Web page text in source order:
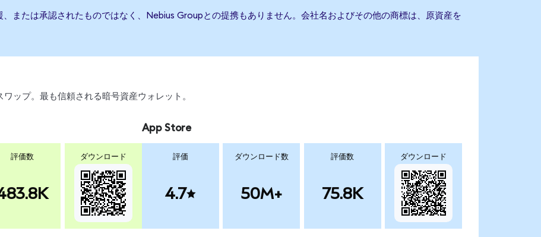
または承認されたものではなく、Nebius Groupとの提携もありません。会社名およびその他の商標は、原資産を
ップ。最も信頼される暗号資産ウォレット。
評価数 ダウンロード
App Store
評価
4.7
ダウンロード数
50M+
評価数
75.8K
ダウンロード